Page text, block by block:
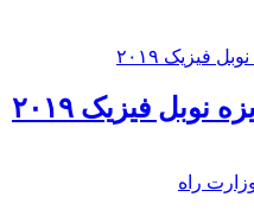
نوبل فیزیک ۲۰۱۹